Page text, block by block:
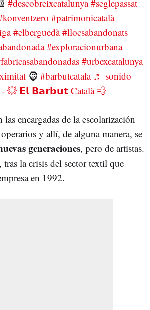
#descobreixcatalunya #seglepassat
#patrimonicatalà
#elberguedà #llocsabandonats
#exploracionurbana
#urbexcatalunya
🧔 #barbutcatala ♬ sonido
💥 𝗘𝗹 𝗕𝗮𝗿𝗯𝘂𝘁 Català 💨
las encargadas de la escolarización
y allí, de alguna manera, se
generaciones, pero de artistas.
tras la crisis del sector textil que
en 1992.